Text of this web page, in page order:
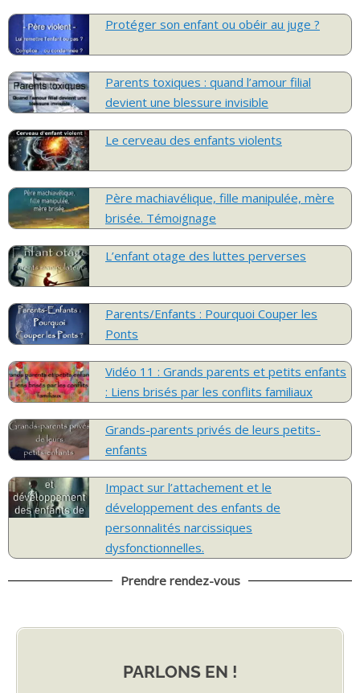
Protéger son enfant ou obéir au juge ?
Parents toxiques : quand l’amour filial
devient une blessure invisible
Le cerveau des enfants violents
Père machiavélique, fille manipulée, mère
brisée. Témoignage
L’enfant otage des luttes perverses
Parents/Enfants : Pourquoi Couper les
Ponts
Vidéo 11 : Grands parents et petits enfants
: Liens brisés par les conflits familiaux
Grands-parents privés de leurs petits-
enfants
Impact sur l’attachement et le
développement des enfants de
personnalités narcissiques
dysfonctionnelles.
Prendre rendez-vous
PARLONS EN !